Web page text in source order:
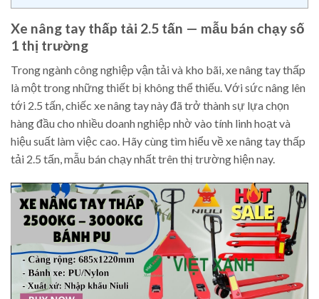
Xe nâng tay thấp tải 2.5 tấn — mẫu bán chạy số
1 thị trường
Trong ngành công nghiệp vận tải và kho bãi, xe nâng tay thấp
là một trong những thiết bị không thể thiếu. Với sức nâng lên
tới 2.5 tấn, chiếc xe nâng tay này đã trở thành sự lựa chọn
hàng đầu cho nhiều doanh nghiệp nhờ vào tính linh hoạt và
hiệu suất làm việc cao. Hãy cùng tìm hiểu về xe nâng tay thấp
tải 2.5 tấn, mẫu bán chạy nhất trên thị trường hiện nay.